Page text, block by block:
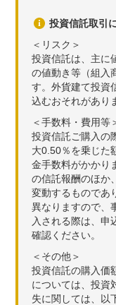
投資信託取引
＜リスク＞
投資信託は、主に
の値動き等（組入
す。外貨建て投資
込むおそれがあり
＜手数料・費用等
投資信託ご購入の
大0.50％を乗じた
金手数料がかかり
の信託報酬のほか
変動するものであ
異なりますので、
入される際は、申
確認ください。
＜その他＞
投資信託の購入価
については、投資
失に関しては、以